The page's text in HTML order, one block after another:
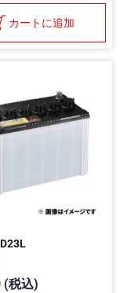
カートに追加
(税込)